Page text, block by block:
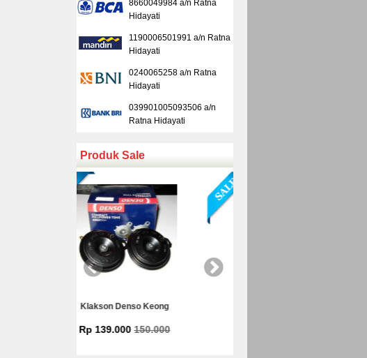
8660049984 a/n Ratna
Hidayati
1190006501991 a/n Ratna
Hidayati
0240065258 a/n Ratna
Hidayati
039901005093506 a/n
Ratna Hidayati
Produk Sale
Kamera Mundur Infrared
Rp 225.000